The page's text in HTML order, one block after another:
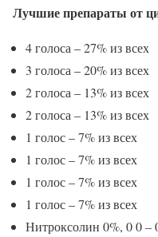
Лучшие препараты от
4 голоса – 27% из всех
3 голоса – 20% из всех
2 голоса – 13% из всех
2 голоса – 13% из всех
1 голос – 7% из всех
1 голос – 7% из всех
1 голос – 7% из всех
1 голос – 7% из всех
Нитроксолин 0%, 0 0 –